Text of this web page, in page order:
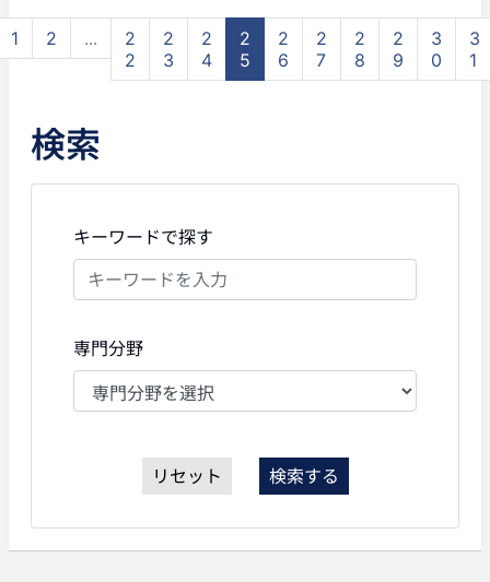
1 2 ...
2
2
2
3
2
4
2
5
2
6
2
7
2
8
2
9
3
0
3
1
検索
キーワードで探す
専門分野
リセット 検索する